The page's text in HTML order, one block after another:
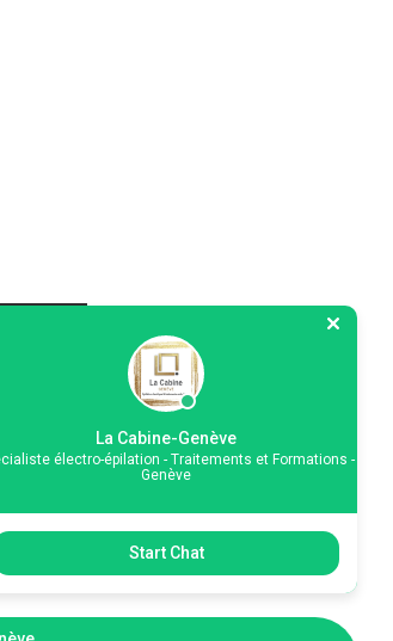
nous
dal
La Cabine-Genève
électro-épilation - Traitements et Formations -
Genève
Start Chat